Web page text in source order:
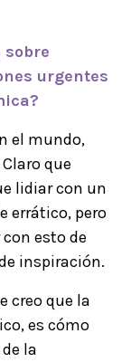
urgentes
el mundo,
que
lidiar con un
errático, pero
esto de
inspiración.
creo que la
es cómo
la